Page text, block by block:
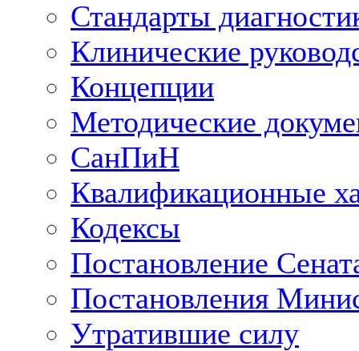
Стандарты
Клинические
Концепции
Методические
СанПиН
Квалификационные
Кодексы
Постановление
Постановления
Утратившие силу